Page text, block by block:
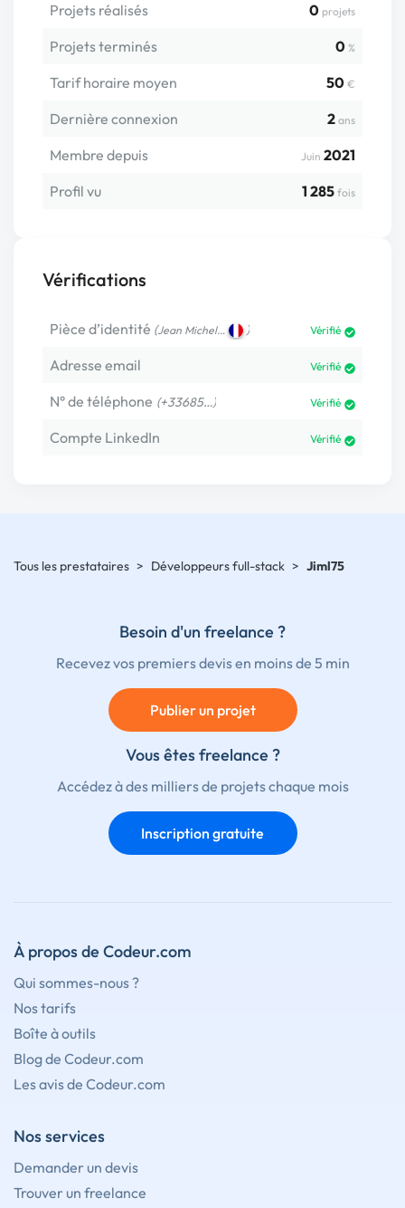
Projets réalisés 0 projets
Projets terminés 0 %
Tarif horaire moyen 50 €
Dernière connexion 2 ans
Membre depuis Juin 2021
Profil vu
1 285 fois
Vérifications
Pièce d’identité (Jean Michel… ) Vérifié
Adresse email Vérifié
N° de téléphone (+33685…) Vérifié
Compte LinkedIn Vérifié
Tous les prestataires > Développeurs full-stack > Jiml75
Besoin d'un freelance ?
Recevez vos premiers devis en moins de 5 min
Publier un projet
Vous êtes freelance ?
Accédez à des milliers de projets chaque mois
Inscription gratuite
À propos de Codeur.com
Qui sommes-nous ?
Nos tarifs
Boîte à outils
Blog de Codeur.com
Les avis de Codeur.com
Nos services
Demander un devis
Trouver un freelance